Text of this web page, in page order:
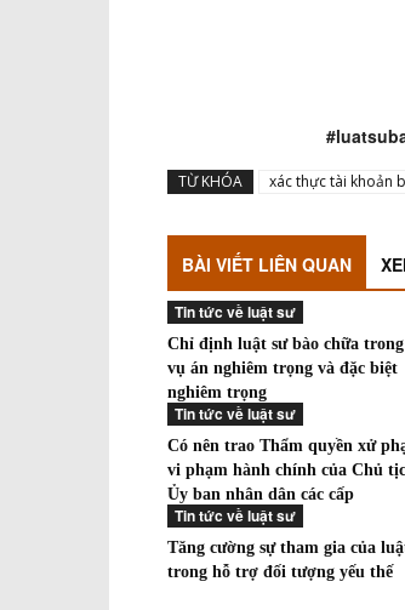
TỪ KHÓA xác thực tài khoản
BÀI VIẾT LIÊN QUAN
Tin tức về luật sư
Chỉ định luật sư bào chữa trong
vụ án nghiêm trọng và đặc biệt
nghiêm trọng
Tin tức về luật sư
Có nên trao Thẩm quyền xử
vi phạm hành chính của Chủ
Ủy ban nhân dân các cấp
Tin tức về luật sư
Tăng cường sự tham gia của
trong hỗ trợ đối tượng yếu thế